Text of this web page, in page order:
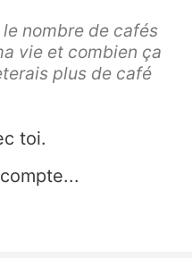
nombre de cafés
vie et combien ça
plus de café
toi.